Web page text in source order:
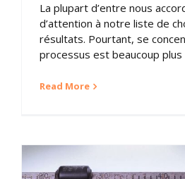
La plupart d’entre nous
d’attention à notre liste de
résultats. Pourtant, se
processus est beaucoup
Read More